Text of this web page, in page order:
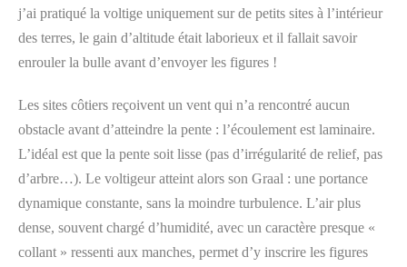
j’ai pratiqué la voltige uniquement sur de petits sites à l’intérieur
des terres, le gain d’altitude était laborieux et il fallait savoir
enrouler la bulle avant d’envoyer les figures !
Les sites côtiers reçoivent un vent qui n’a rencontré aucun
obstacle avant d’atteindre la pente : l’écoulement est laminaire.
L’idéal est que la pente soit lisse (pas d’irrégularité de relief, pas
d’arbre…). Le voltigeur atteint alors son Graal : une portance
dynamique constante, sans la moindre turbulence. L’air plus
dense, souvent chargé d’humidité, avec un caractère presque «
collant » ressenti aux manches, permet d’y inscrire les figures